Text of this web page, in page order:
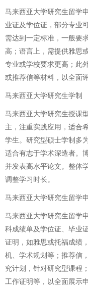
马来西亚大学研究生留学
业证及学位证，部分专业
需达到一定标准，一般要
高；语言上，需提供雅思
专业或学校要求更高；此
或推荐信等材料，以全面
马来西亚大学研究生学制
马来西亚大学研究生授课
主，注重实践应用，适合
学生。研究型硕士学制多
适合有志于学术深造者。
并发表高水平论文。整体
调整学习时长。
马来西亚大学研究生留学
马来西亚大学研究生留学
科成绩单及学位证、毕业
证明，如雅思或托福成绩
机、学术规划等；推荐信
究计划，针对研究型课程
工作证明等，以全面展示